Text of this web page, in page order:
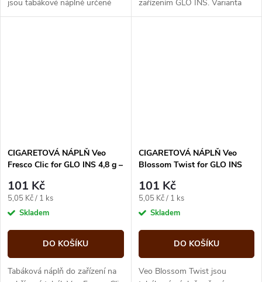
jsou tabákové náplně určené
pro zařízení GLO INS. Varianta
zařízením GLO INS. Varianta
Pink Twist nabízí aromatický
CIGARETOVÁ NÁPLŇ Veo
Fresco Clic for GLO INS 4,8 g –
101 Kč
Měrná
cena:
5,05 Kč / 1 ks
Skladem
DO KOŠÍKU
Tabáková náplň do zařízení na
CIGARETOVÁ NÁPLŇ Veo
Blossom Twist for GLO INS
101 Kč
Měrná
cena:
5,05 Kč / 1 ks
Skladem
DO KOŠÍKU
Veo Blossom Twist jsou